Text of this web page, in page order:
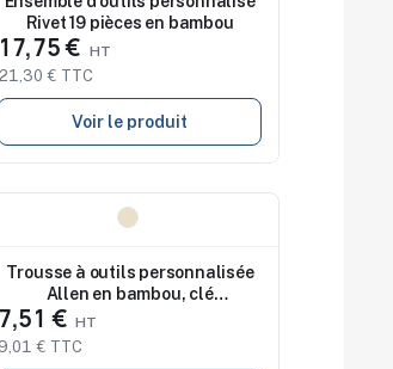
Rivet 19 pièces en bambou
17,75 €
21,30 € TTC
Voir le produit
Trousse à outils personnalisée
Allen en bambou, clé
hexagonale
7,51 €
9,01 € TTC